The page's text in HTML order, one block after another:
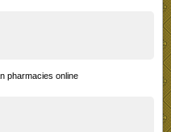
pharmacies online